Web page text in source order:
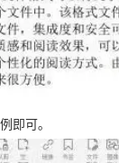
即可｡